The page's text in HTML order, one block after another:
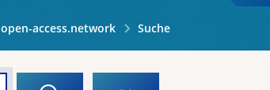
open-access.network Suche